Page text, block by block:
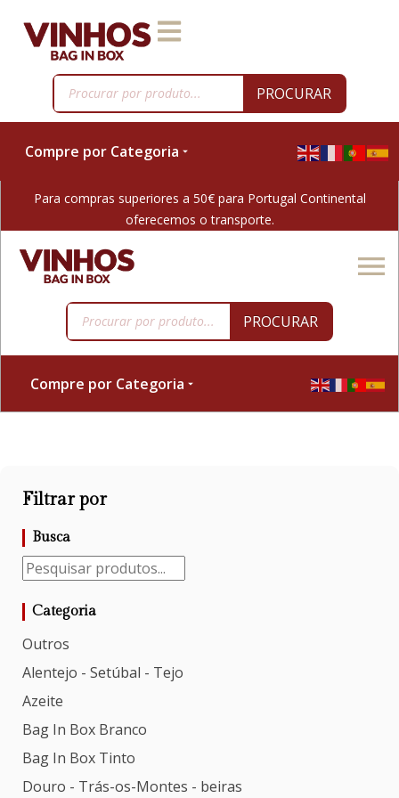
PROCURAR
Compre por Categoria
Para compras superiores a 50€ para Portugal Continental
oferecemos o transporte.
PROCURAR
Compre por Categoria
Filtrar por
Busca
Categoria
Outros
Alentejo - Setúbal - Tejo
Azeite
Bag In Box Branco
Bag In Box Tinto
Douro - Trás-os-Montes - beiras